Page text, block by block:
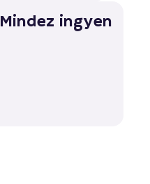
Mindez ingyen